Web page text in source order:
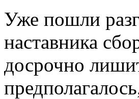
Уже пошли
наставника
досрочно